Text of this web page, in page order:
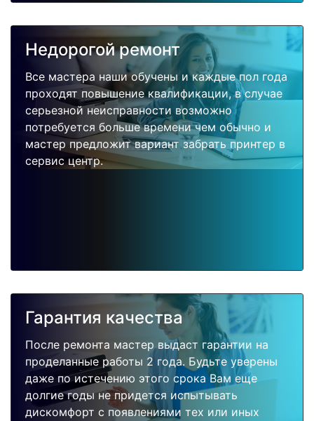
Недорогой ремонт
Все мастера наши обучены и каждые пол года
проходят повышение квалификации, в случае
серьезной неисправности возможно
потребуется больше времени чем обычно и
мастер предложит вариант забрать принтер в
сервис центр.
Гарантия качества
После ремонта мастер выдаст гарантии на
проделанные работы 2 года. Будьте уверены
даже по истечению этого срока Вам еще
долгие годы не придется испытывать
дискомфорт с появлениями тех или иных